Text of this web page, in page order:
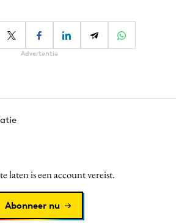
Advertentie
laten is een account vereist.
Abonneer nu